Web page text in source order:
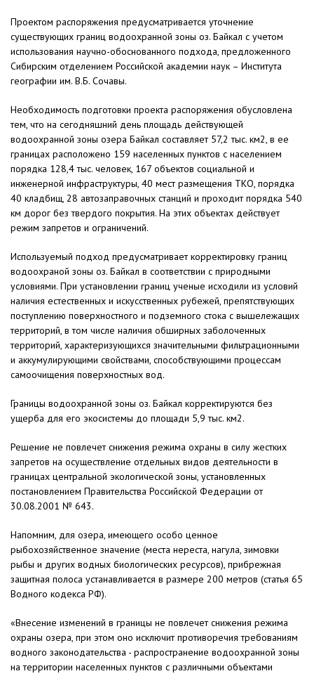
Проектом распоряжения предусматривается уточнение
существующих границ водоохранной зоны оз. Байкал с учетом
использования научно-обоснованного подхода, предложенного
Сибирским отделением Российской академии наук – Института
географии им. В.Б. Сочавы.
Необходимость подготовки проекта распоряжения обусловлена
тем, что на сегодняшний день площадь действующей
водоохранной зоны озера Байкал составляет 57,2 тыс. км2, в ее
границах расположено 159 населенных пунктов с населением
порядка 128,4 тыс. человек, 167 объектов социальной и
инженерной инфраструктуры, 40 мест размещения ТКО, порядка
40 кладбищ, 28 автозаправочных станций и проходит порядка 540
км дорог без твердого покрытия. На этих объектах действует
режим запретов и ограничений.
Используемый подход предусматривает корректировку границ
водоохраной зоны оз. Байкал в соответствии с природными
условиями. При установлении границ ученые исходили из условий
наличия естественных и искусственных рубежей, препятствующих
поступлению поверхностного и подземного стока с вышележащих
территорий, в том числе наличия обширных заболоченных
территорий, характеризующихся значительными фильтрационными
и аккумулирующими свойствами, способствующими процессам
самоочищения поверхностных вод.
Границы водоохранной зоны оз. Байкал корректируются без
ущерба для его экосистемы до площади 5,9 тыс. км2.
Решение не повлечет снижения режима охраны в силу жестких
запретов на осуществление отдельных видов деятельности в
границах центральной экологической зоны, установленных
постановлением Правительства Российской Федерации от
30.08.2001 № 643.
Напомним, для озера, имеющего особо ценное
рыбохозяйственное значение (места нереста, нагула, зимовки
рыбы и других водных биологических ресурсов), прибрежная
защитная полоса устанавливается в размере 200 метров (статья 65
Водного кодекса РФ).
«Внесение изменений в границы не повлечет снижения режима
охраны озера, при этом оно исключит противоречия требованиям
водного законодательства - распространение водоохранной зоны
на территории населенных пунктов с различными объектами